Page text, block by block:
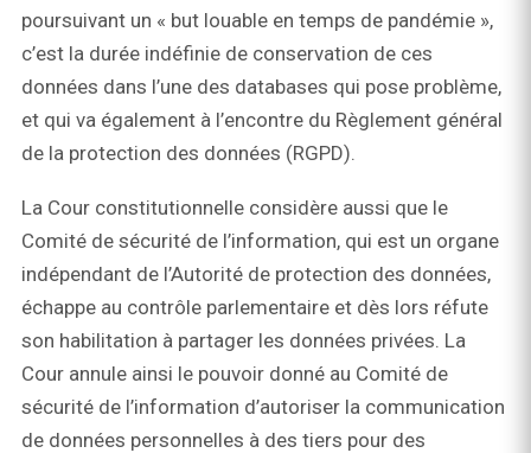
poursuivant un « but louable en temps de pandémie »,
c’est la durée indéfinie de conservation de ces
données dans l’une des databases qui pose problème,
et qui va également à l’encontre du Règlement général
de la protection des données (RGPD).
La Cour constitutionnelle considère aussi que le
Comité de sécurité de l’information, qui est un organe
indépendant de l’Autorité de protection des données,
échappe au contrôle parlementaire et dès lors réfute
son habilitation à partager les données privées. La
Cour annule ainsi le pouvoir donné au Comité de
sécurité de l’information d’autoriser la communication
de données personnelles à des tiers pour des